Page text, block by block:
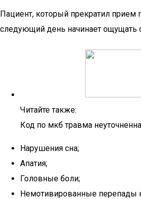
Пациент, который прекратил прием
следующий день начинает ощущать
Читайте также:
Код по мкб травма
Нарушения сна;
Апатия;
Головные боли;
Немотивированные перепады